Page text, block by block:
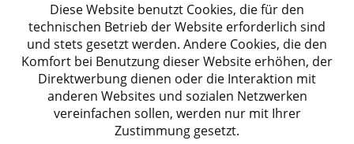
Karton suchen
Kartons bedruckenKartons nach Maß
Kartons ab 700 mm Länge bedrucken
785x385x425 mm zweiwellige Kartons mit
Diese Website benutzt Cookies, die für den
technischen Betrieb der Website erforderlich sind
und stets gesetzt werden. Andere Cookies, die den
Komfort bei Benutzung dieser Website erhöhen, der
Direktwerbung dienen oder die Interaktion mit
anderen Websites und sozialen Netzwerken
vereinfachen sollen, werden nur mit Ihrer
Zustimmung gesetzt.